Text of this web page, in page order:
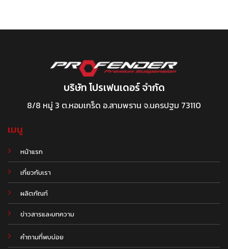
บริษัท โปรเฟนเดอร์ จำกัด
8/8 หมู่ 3 ต.หอมเกร็ด อ.สามพราน จ.นครปฐม 73110
เมนู
หน้าแรก
เกี่ยวกับเรา
ผลิตภัณฑ์
ข่าวสารและบทความ
.
คำถามที่พบบ่อย